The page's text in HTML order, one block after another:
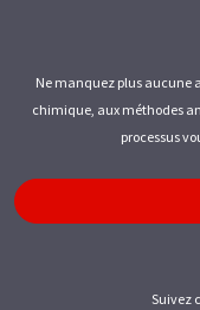
Ne manquez plus aucune
chimique, aux méthodes
processus
Suivez